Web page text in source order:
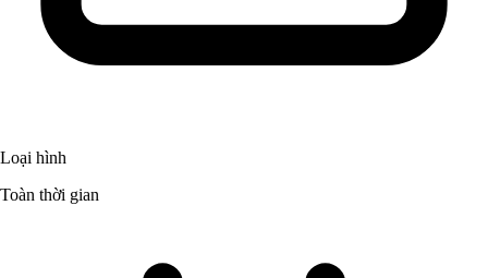
Loại hình
Toàn thời gian